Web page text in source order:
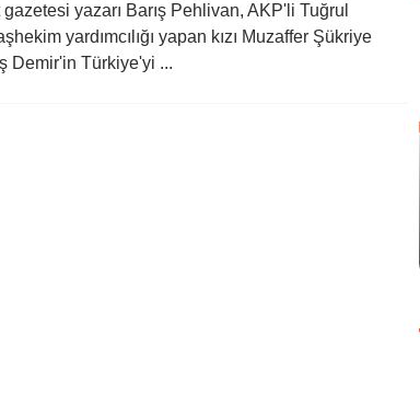
yazarı Barış Pehlivan, AKP'li Tuğrul
yardımcılığı yapan kızı Muzaffer Şükriye
Demir'in Türkiye'yi ...